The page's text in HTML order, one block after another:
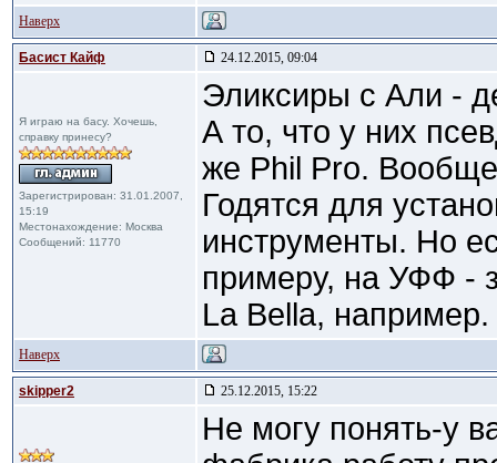
Наверх
Басист Кайф 24.12.2015, 09:04
Я играю на басу. Хочешь,
справку принесу?
Зарегистрирован: 31.01.2007,
15:19
Местонахождение: Москва
Сообщений: 11770
Эликсиры с Али -
А то, что у них
же Phil Pro.
Годятся для
инструменты. Но
примеру, на УФФ -
La Bella, например.
Наверх
skipper2 25.12.2015, 15:22
Не могу понять-у